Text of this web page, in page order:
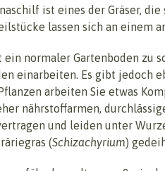
ist eines der Gräser,
lassen sich an einem
normaler Gartenboden zu
einarbeiten. Es gibt jedoch
arbeiten Sie etwas
nährstoffarmen,
und leiden unter
(Schizachyrium)